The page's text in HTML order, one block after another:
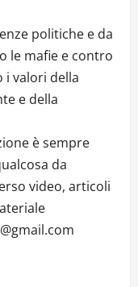
politiche e da
le mafie e contro
i valori della
e della
è sempre
da
video, articoli